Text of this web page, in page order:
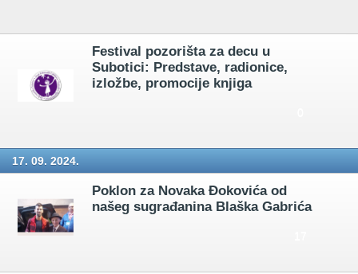
Festival pozorišta za decu u
Subotici: Predstave, radionice,
izložbe, promocije knjiga
17. 09. 2024.
Poklon za Novaka Đokovića od
našeg sugrađanina Blaška Gabrića